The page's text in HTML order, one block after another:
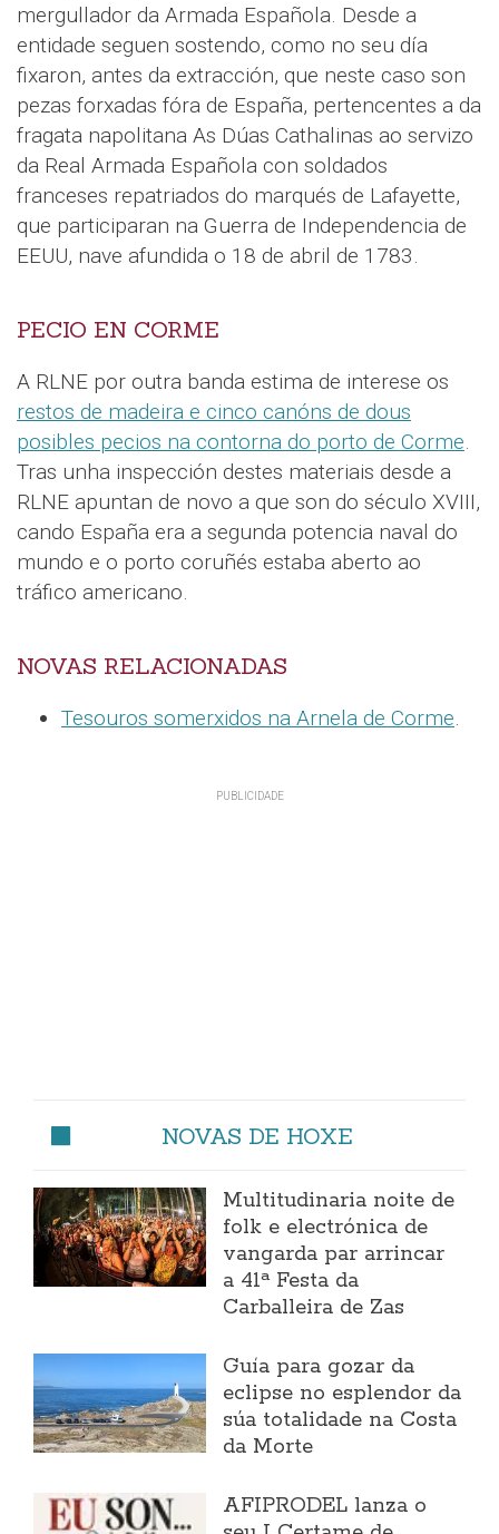
mergullador da Armada Española. Desde a
entidade seguen sostendo, como no seu día
fixaron, antes da extracción, que neste caso son
pezas forxadas fóra de España, pertencentes a da
fragata napolitana As Dúas Cathalinas ao servizo
da Real Armada Española con soldados
franceses repatriados do marqués de Lafayette,
que participaran na Guerra de Independencia de
EEUU, nave afundida o 18 de abril de 1783.
PECIO EN CORME
A RLNE por outra banda estima de interese os
restos de madeira e cinco canóns de dous
posibles pecios na contorna do porto de Corme.
Tras unha inspección destes materiais desde a
RLNE apuntan de novo a que son do século XVIII,
cando España era a segunda potencia naval do
mundo e o porto coruñés estaba aberto ao
tráfico americano.
NOVAS RELACIONADAS
Tesouros somerxidos na Arnela de Corme.
NOVAS DE HOXE
Multitudinaria noite de
folk e electrónica de
vangarda par arrincar
a 41ª Festa da
Carballeira de Zas
Guía para gozar da
eclipse no esplendor da
súa totalidade na Costa
da Morte
AFIPRODEL lanza o